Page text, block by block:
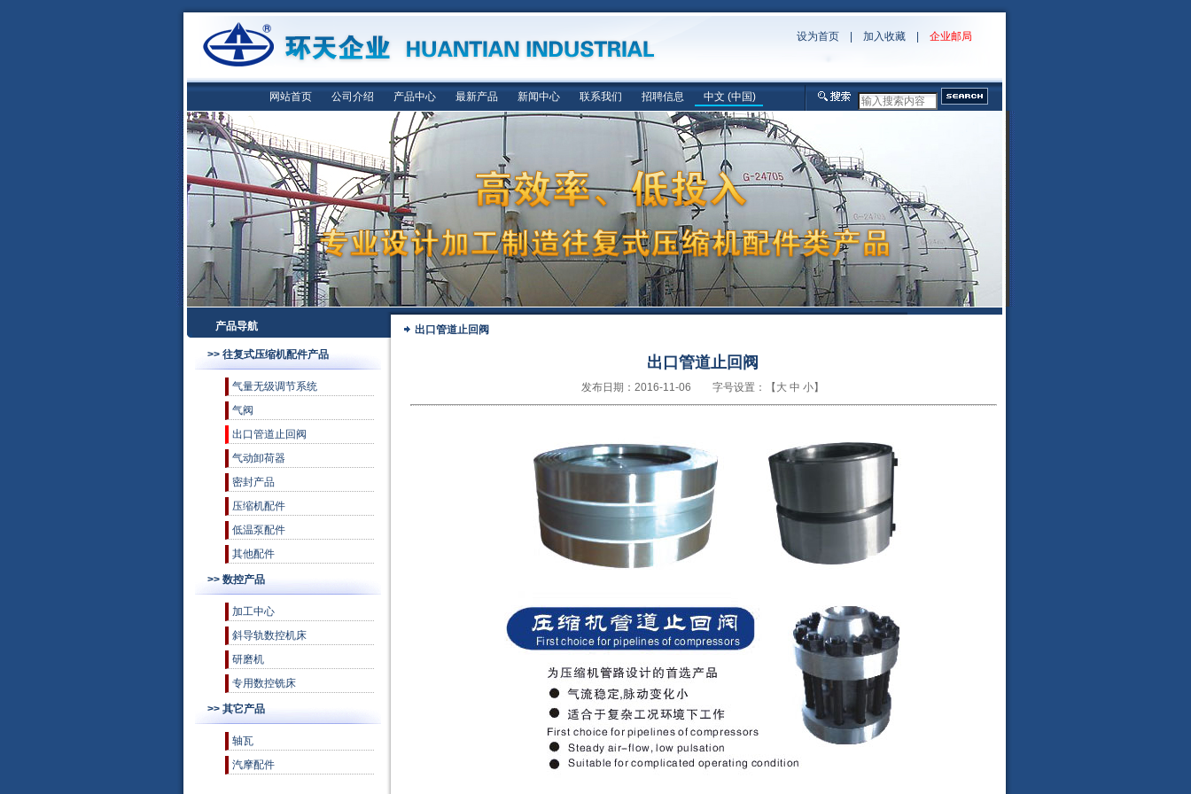
设为首页 加入收藏 企业邮局
网站首页 公司介绍 产品中心 最新产品 新闻中心 联系我们 招聘信息 中文 (中国)
产品导航
出口管道止回阀
>> 往复式压缩机配件产品
气量无级调节系统
气阀
出口管道止回阀
气动卸荷器
密封产品
压缩机配件
低温泵配件
其他配件
>> 数控产品
加工中心
斜导轨数控机床
研磨机
专用数控铣床
>> 其它产品
轴瓦
汽摩配件
出口管道止回阀
发布日期：2016-11-06 字号设置：【 大 中 小】